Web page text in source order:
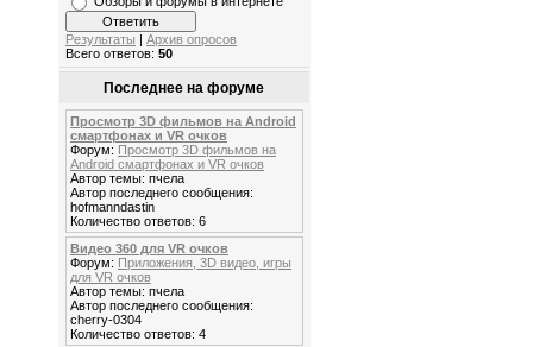
Результаты
Архив опросов
Всего ответов: 50
Последнее на форуме
Просмотр 3D фильмов на Android
смартфонах и VR очков
Форум: Просмотр 3D фильмов на
Android смартфонах и VR очков
Автор темы: пчела
Автор последнего сообщения:
hofmanndastin
Количество ответов: 6
Видео 360 для VR очков
Форум: Приложения, 3D видео, игры
для VR очков
Автор темы: пчела
Автор последнего сообщения:
cherry-0304
Количество ответов: 4